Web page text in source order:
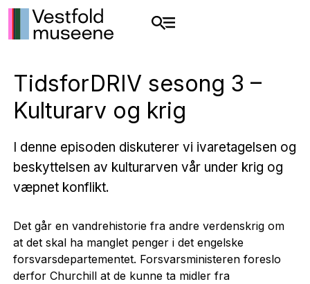
TidsforDRIV sesong 3 –
Kulturarv og krig
I denne episoden diskuterer vi ivaretagelsen og
beskyttelsen av kulturarven vår under krig og
væpnet konflikt.
Det går en vandrehistorie fra andre verdenskrig om
at det skal ha manglet penger i det engelske
forsvarsdepartementet. Forsvarsministeren foreslo
derfor Churchill at de kunne ta midler fra